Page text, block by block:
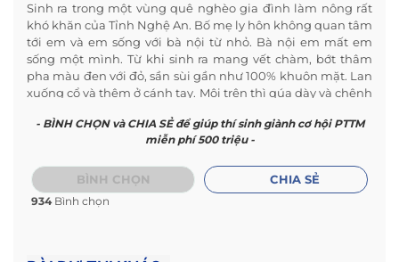
Sinh ra trong một vùng quê nghèo gia đình làm nông rất
khó khăn của Tỉnh Nghệ An. Bố mẹ ly hôn không quan tâm
tới em và em sống với bà nội từ nhỏ. Bà nội em mất em
sống một mình. Từ khi sinh ra mang vết chàm, bớt thâm
pha màu đen với đỏ, sần sùi gần như 100% khuôn mặt. Lan
xuống cổ và thêm ở cánh tay. Môi trên thì qúa dày và chênh
Em vô cùng mặc cảm, tủi thân, bất lực vì khuyết điểm qúa
rõ rồi bạn bè chê bai, mỉa mai xa lánh. Xin việc thì người ta
biết đến chường trình như một vị cứu tinh thêm tia hy
vọng cho cuộc đời em. Em thành tâm và kính mong ban tổ
chức chương trình, qúy ân nhân có thể hỗ trợ giúp em vượt
- BÌNH CHỌN và CHIA SẺ để giúp thí sinh giành cơ hội PTTM
miễn phí 500 triệu -
BÌNH CHỌN
934Bình chọn
CHIA SẺ